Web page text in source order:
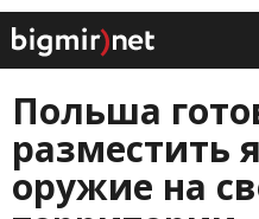
Польша
разместить
оружие на